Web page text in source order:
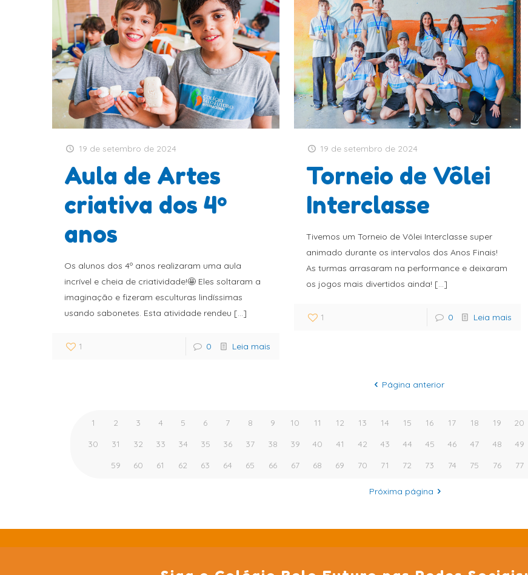
19 de setembro de 2024
Aula de Artes
criativa dos 4º
anos
Os alunos dos 4º anos realizaram uma aula
incrível e cheia de criatividade!🤩 Eles soltaram a
imaginação e fizeram esculturas lindíssimas
usando sabonetes. Esta atividade rendeu […]
1 0 Leia mais
19 de setembro de 2024
Torneio de Vôlei
Interclasse
Tivemos um Torneio de Vôlei Interclasse super
animado durante os intervalos dos Anos Finais!
As turmas arrasaram na performance e deixaram
os jogos mais divertidos ainda! […]
1 0 Leia mais
Página anterior
1 2 3 4 5 6 7 8 9 10 11 12 13 14 15 16 17 18 19 20
30
31 32 33 34 35 36 37 38 39 40 41 42 43 44 45 46 47 48 49
59
60 61 62 63 64 65 66 67 68 69 70 71 72 73 74 75 76 77
Próxima página